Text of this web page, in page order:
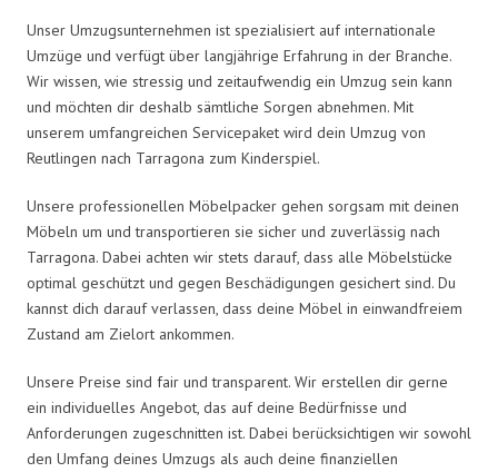
Unser Umzugsunternehmen ist spezialisiert auf internationale
Umzüge und verfügt über langjährige Erfahrung in der Branche.
Wir wissen, wie stressig und zeitaufwendig ein Umzug sein kann
und möchten dir deshalb sämtliche Sorgen abnehmen. Mit
unserem umfangreichen Servicepaket wird dein Umzug von
Reutlingen nach Tarragona zum Kinderspiel.
Unsere professionellen Möbelpacker gehen sorgsam mit deinen
Möbeln um und transportieren sie sicher und zuverlässig nach
Tarragona. Dabei achten wir stets darauf, dass alle Möbelstücke
optimal geschützt und gegen Beschädigungen gesichert sind. Du
kannst dich darauf verlassen, dass deine Möbel in einwandfreiem
Zustand am Zielort ankommen.
Unsere Preise sind fair und transparent. Wir erstellen dir gerne
ein individuelles Angebot, das auf deine Bedürfnisse und
Anforderungen zugeschnitten ist. Dabei berücksichtigen wir sowohl
den Umfang deines Umzugs als auch deine finanziellen